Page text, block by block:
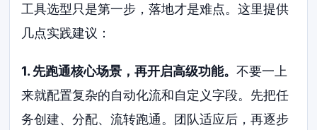
工具选型只是第一步，落地才是难点。这里提供
几点实践建议：
1. 先跑通核心场景，再开启高级功能。不要一上
来就配置复杂的自动化流和自定义字段。先把任
务创建、分配、流转跑通。团队适应后，再逐步